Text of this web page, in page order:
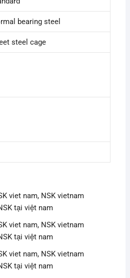
bearing steel
steel cage
viet nam, NSK vietnam
tại việt nam
viet nam, NSK vietnam
tại việt nam
viet nam, NSK vietnam
tại việt nam